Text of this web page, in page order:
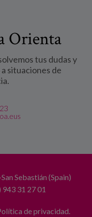
Orienta
tus dudas y
situaciones de
Sebastián (Spain)
943 31 27 01
de privacidad.